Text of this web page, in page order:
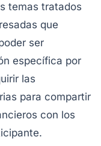
temas tratados
que
ser
específica por
las
para compartir
con los